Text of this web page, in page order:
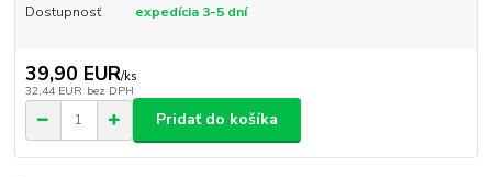
Dostupnosť expedícia 3-5 dní
39,90 EUR/ks
32,44 EUR bez DPH
Pridať do košíka